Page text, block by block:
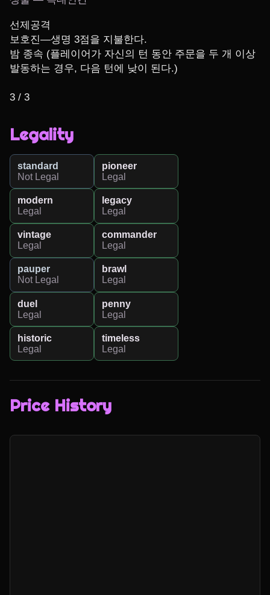
선제공격
보호진—생명 3점을 지불한다.
밤 종속 (플레이어가 자신의 턴 동안 주문을 두 개 이상
발동하는 경우, 다음 턴에 낮이 된다.)
3 / 3
Legality
standard
Not Legal
pioneer
Legal
modern
Legal
legacy
Legal
vintage
Legal
commander
Legal
pauper
Not Legal
brawl
Legal
duel
Legal
penny
Legal
historic
Legal
timeless
Legal
Price History